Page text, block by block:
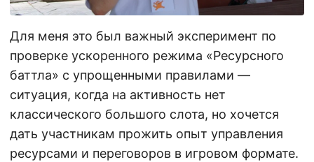
Для меня это был важный эксперимент по
проверке ускоренного режима «Ресурсного
баттла» с упрощенными правилами —
ситуация, когда на активность нет
классического большого слота, но хочется
дать участникам прожить опыт управления
ресурсами и переговоров в игровом формате.